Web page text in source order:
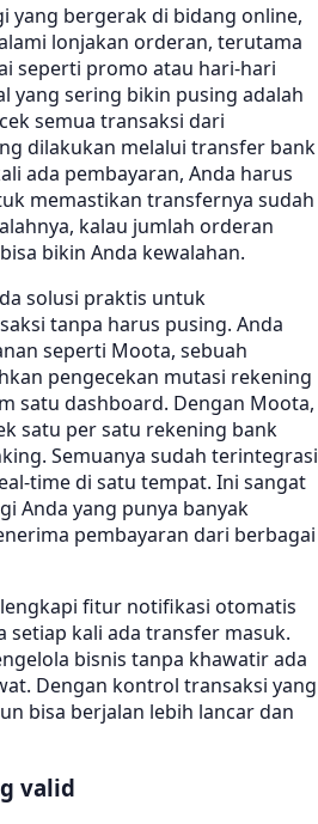
yang bergerak di bidang online,
lonjakan orderan, terutama
seperti promo atau hari-hari
yang sering bikin pusing adalah
semua transaksi dari
dilakukan melalui transfer bank
ada pembayaran, Anda harus
memastikan transfernya sudah
kalau jumlah orderan
bikin Anda kewalahan.
solusi praktis untuk
tanpa harus pusing. Anda
seperti Moota, sebuah
pengecekan mutasi rekening
satu dashboard. Dengan Moota,
satu per satu rekening bank
Semuanya sudah terintegrasi
time di satu tempat. Ini sangat
Anda yang punya banyak
pembayaran dari berbagai
fitur notifikasi otomatis
setiap kali ada transfer masuk.
bisnis tanpa khawatir ada
Dengan kontrol transaksi yang
bisa berjalan lebih lancar dan
valid